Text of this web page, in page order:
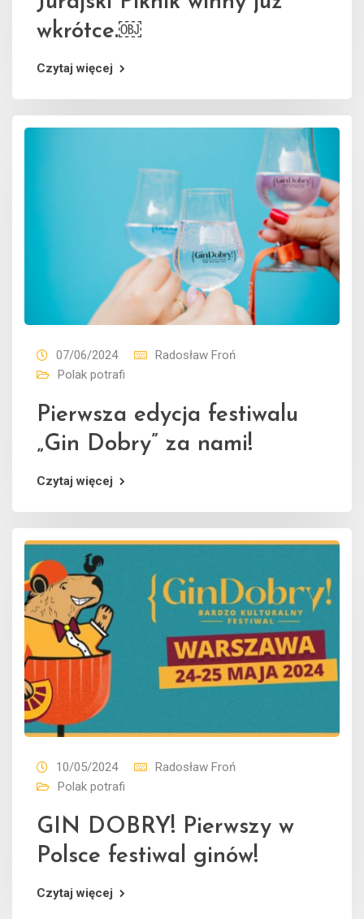
wkrótce.￼
Czytaj więcej
07/06/2024
Radosław Froń
Polak potrafi
Pierwsza edycja festiwalu
„Gin Dobry” za nami!
Czytaj więcej
10/05/2024
Radosław Froń
Polak potrafi
GIN DOBRY! Pierwszy w
Polsce festiwal ginów!
Czytaj więcej